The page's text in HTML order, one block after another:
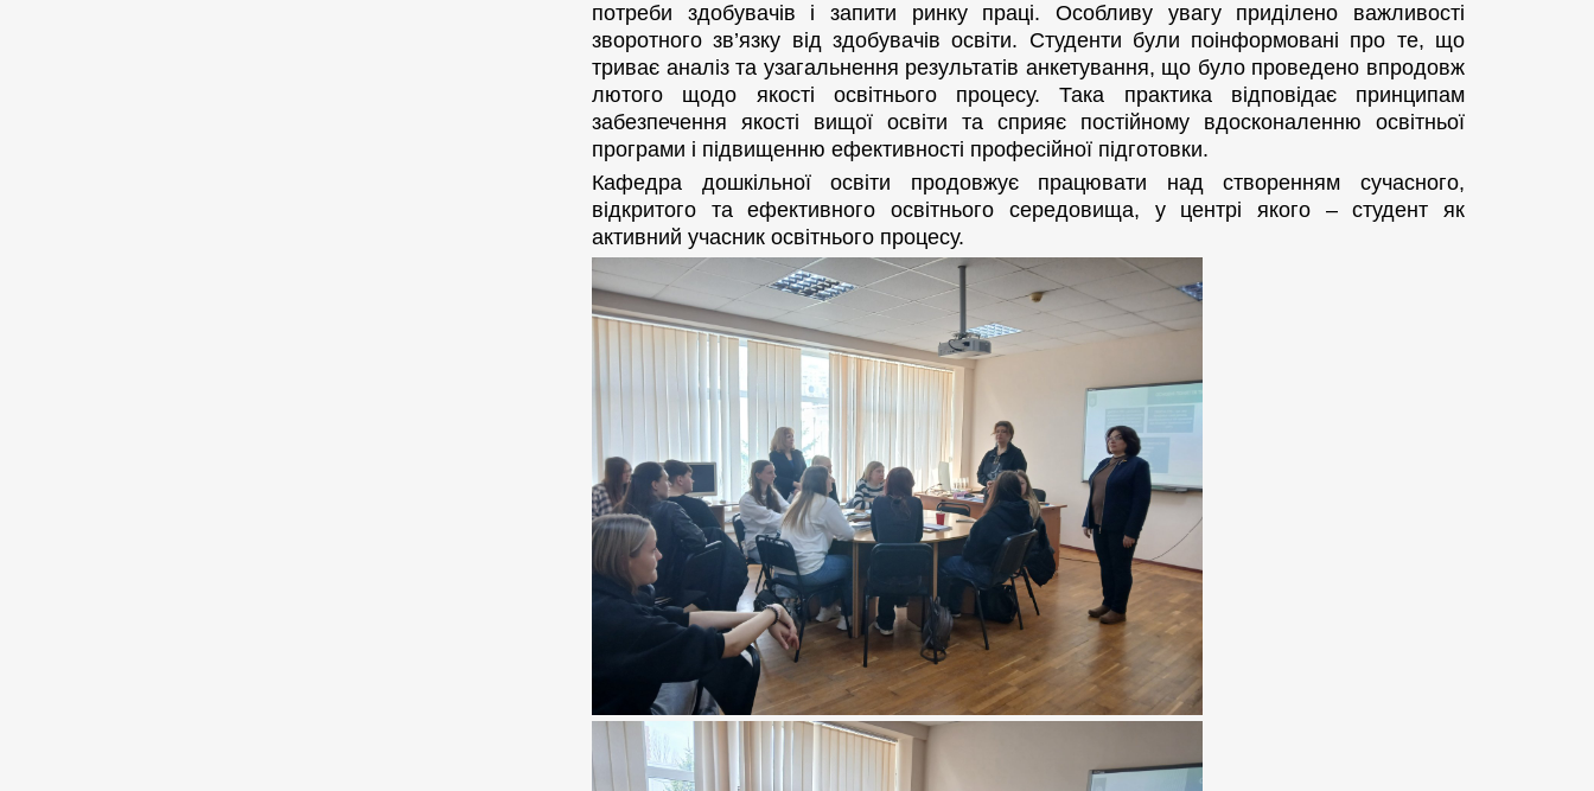
потреби здобувачів і запити ринку праці. Особливу увагу приділено важливості
зворотного зв’язку від здобувачів освіти. Студенти були поінформовані про те, що
триває аналіз та узагальнення результатів анкетування, що було проведено впродовж
лютого щодо якості освітнього процесу. Така практика відповідає принципам
забезпечення якості вищої освіти та сприяє постійному вдосконаленню освітньої
програми і підвищенню ефективності професійної підготовки.
Кафедра дошкільної освіти продовжує працювати над створенням сучасного,
відкритого та ефективного освітнього середовища, у центрі якого – студент як
активний учасник освітнього процесу.